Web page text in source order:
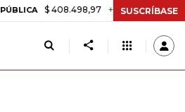
$ 408.498,97 +$ 8.753,81 +2,19%
SUSCRÍBASE